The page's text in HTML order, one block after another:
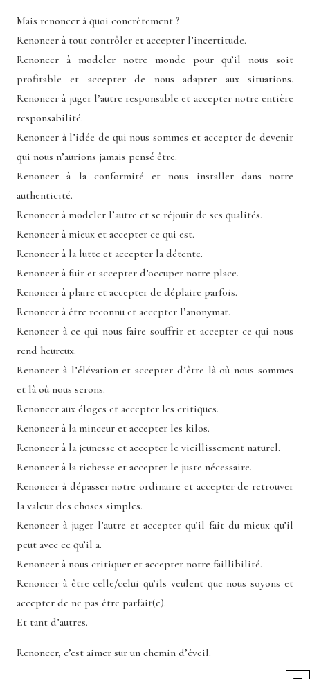
Mais renoncer à quoi concrètement ?
Renoncer à tout contrôler et accepter l’incertitude.
Renoncer à modeler notre monde pour qu’il nous soit
profitable et accepter de nous adapter aux situations.
Renoncer à juger l’autre responsable et accepter notre entière
responsabilité.
Renoncer à l’idée de qui nous sommes et accepter de devenir
qui nous n’aurions jamais pensé être.
Renoncer à la conformité et nous installer dans notre
authenticité.
Renoncer à modeler l’autre et se réjouir de ses qualités.
Renoncer à mieux et accepter ce qui est.
Renoncer à la lutte et accepter la détente.
Renoncer à fuir et accepter d’occuper notre place.
Renoncer à plaire et accepter de déplaire parfois.
Renoncer à être reconnu et accepter l’anonymat.
Renoncer à ce qui nous faire souffrir et accepter ce qui nous
rend heureux.
Renoncer à l’élévation et accepter d’être là où nous sommes
et là où nous serons.
Renoncer aux éloges et accepter les critiques.
Renoncer à la minceur et accepter les kilos.
Renoncer à la jeunesse et accepter le vieillissement naturel.
Renoncer à la richesse et accepter le juste nécessaire.
Renoncer à dépasser notre ordinaire et accepter de retrouver
la valeur des choses simples.
Renoncer à juger l’autre et accepter qu’il fait du mieux qu’il
peut avec ce qu’il a.
Renoncer à nous critiquer et accepter notre faillibilité.
Renoncer à être celle/celui qu’ils veulent que nous soyons et
accepter de ne pas être parfait(e).
Et tant d’autres.
Renoncer, c’est aimer sur un chemin d’éveil.